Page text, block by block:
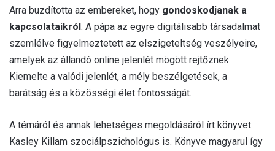
Arra buzdította az embereket, hogy gondoskodjanak a
kapcsolataikról. A pápa az egyre digitálisabb társadalmat
szemlélve figyelmeztetett az elszigeteltség veszélyeire,
amelyek az állandó online jelenlét mögött rejtőznek.
Kiemelte a valódi jelenlét, a mély beszélgetések, a
barátság és a közösségi élet fontosságát.
A témáról és annak lehetséges megoldásáról írt könyvet
Kasley Killam szociálpszichológus is. Könyve magyarul így